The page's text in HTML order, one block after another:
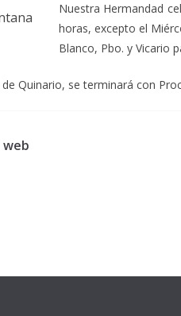
Nuestra Hermandad
horas, excepto el
Blanco, Pbo. y Vicario
Quinario, se terminará con
web